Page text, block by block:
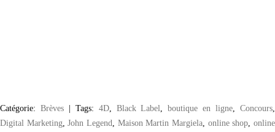
Catégorie: Brèves | Tags: 4D, Black Label ,boutique en ligne ,Concours
Digital Marketing,John Legend Maison Martin Margiela online shop ,online